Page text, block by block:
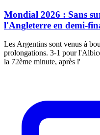
Mondial 2026 : Sans
l'Angleterre en demi-
Les Argentins sont venus à
prolongations. 3-1 pour
la 72ème minute, après l'